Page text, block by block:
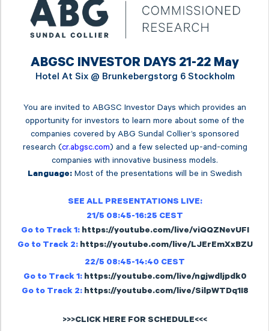
ABGSC INVESTOR DAYS 21-22 May
Hotel At Six @ Brunkebergstorg 6 Stockholm
You are invited to ABGSC Investor Days which provides an
opportunity for investors to learn more about some of the
companies covered by ABG Sundal Collier’s sponsored
research (cr.abgsc.com) and a few selected up-and-coming
companies with innovative business models.
Language: Most of the presentations will be in Swedish
SEE ALL PRESENTATIONS LIVE:
21/5 08:45-16:25 CEST
Go to Track 1: https://youtube.com/live/viQQZNevUFI
Go to Track 2: https://youtube.com/live/LJErEmXxBZU
22/5 08:45-14:40 CEST
Go to Track 1: https://youtube.com/live/ngjwdljpdk0
Go to Track 2: https://youtube.com/live/SilpWTDq1I8
>>>CLICK HERE FOR SCHEDULE<<<